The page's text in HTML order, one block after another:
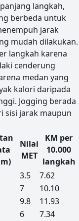
langkah,
berbeda untuk
jarak
mudah dilakukan.
langkah karena
cenderung
medan yang
kalori daripada
Jogging berada
sisi jarak maupun
Nilai
MET
KM per
10.000
langkah
3.5
7.62
7
10.10
9.8
11.93
6
7.34